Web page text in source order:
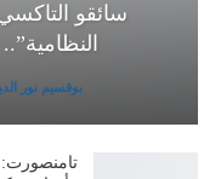
سائقو
بوقسيم نور
تامنصورت: